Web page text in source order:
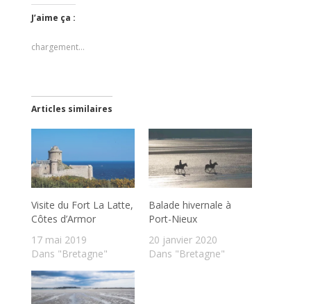
J’aime ça :
chargement…
Articles similaires
Visite du Fort La Latte,
Côtes d’Armor
17 mai 2019
Dans "Bretagne"
Balade hivernale à
Port-Nieux
20 janvier 2020
Dans "Bretagne"